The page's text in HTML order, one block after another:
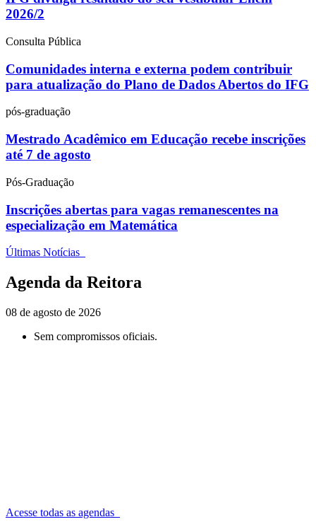
2026/2
Consulta Pública
Comunidades interna e externa podem contribuir
para atualização do Plano de Dados Abertos do IFG
pós-graduação
Mestrado Acadêmico em Educação recebe inscrições
até 7 de agosto
Pós-Graduação
Inscrições abertas para vagas remanescentes na
especialização em Matemática
Últimas Notícias
Agenda da Reitora
08 de agosto de 2026
Sem compromissos oficiais.
Acesse todas as agendas